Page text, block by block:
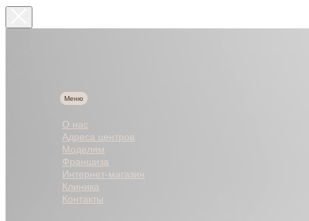
Меню
О нас
Адреса центров
Моделям
Франшиза
Интернет-магазин
Клиника
Контакты